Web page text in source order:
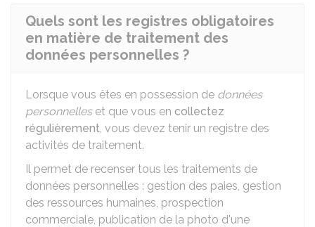
Quels sont les registres obligatoires
en matière de traitement des
données personnelles ?
Lorsque vous êtes en possession de données
personnelleset que vous en collectez
régulièrement, vous devez tenir un registre des
activités de traitement.
Il permet de recenser tous les traitements de
données personnelles : gestion des paies, gestion
des ressources humaines, prospection
commerciale, publication de la photo d'une